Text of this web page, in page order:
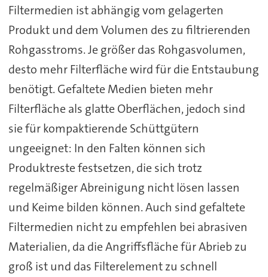
Filtermedien ist abhängig vom gelagerten
Produkt und dem Volumen des zu filtrierenden
Rohgasstroms. Je größer das Rohgasvolumen,
desto mehr Filterfläche wird für die Entstaubung
benötigt. Gefaltete Medien bieten mehr
Filterfläche als glatte Oberflächen, jedoch sind
sie für kompaktierende Schüttgütern
ungeeignet: In den Falten können sich
Produktreste festsetzen, die sich trotz
regelmäßiger Abreinigung nicht lösen lassen
und Keime bilden können. Auch sind gefaltete
Filtermedien nicht zu empfehlen bei abrasiven
Materialien, da die Angriffsfläche für Abrieb zu
groß ist und das Filterelement zu schnell